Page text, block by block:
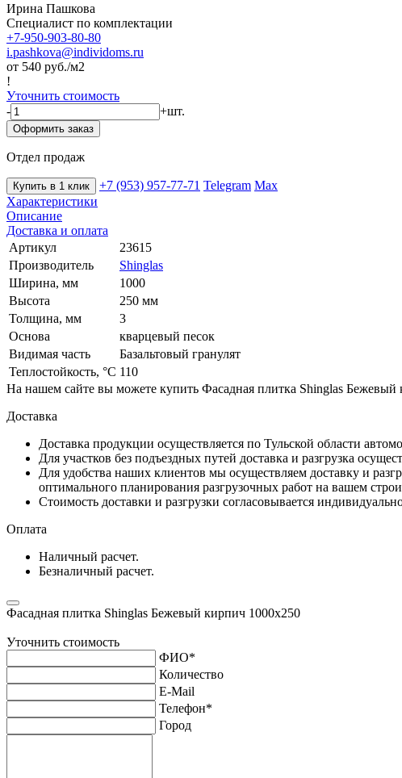
Ирина Пашкова
Специалист по комплектации
+7-950-903-80-80
i.pashkova@individoms.ru
от 540 руб./м2
!
Уточнить стоимость
-
+шт.
Оформить заказ
Отдел продаж
Купить в 1 клик +7 (953) 957-77-71 Telegram Max
Характеристики
Описание
Доставка и оплата
Артикул
23615
Производитель
Shinglas
Ширина, мм
1000
Высота
250 мм
Толщина, мм
3
Основа
кварцевый песок
Видимая часть
Базальтовый гранулят
Теплостойкость, °C 110
На нашем сайте вы можете купить Фасадная плитка Shinglas
Доставка
Доставка продукции осуществляется по Тульской области
Для участков без подъездных путей доставка и разгрузка
Для удобства наших клиентов мы осуществляем доставку и
оптимального планирования разгрузочных работ на вашем
Стоимость доставки и разгрузки согласовывается
Оплата
Наличный расчет.
Безналичный расчет.
Фасадная плитка Shinglas Бежевый кирпич 1000х250
Уточнить стоимость
ФИО*
Количество
E-Mail
Телефон*
Город